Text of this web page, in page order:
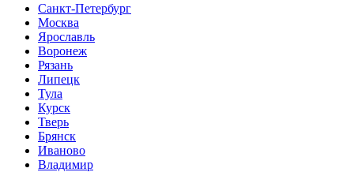
Санкт-Петербург
Москва
Ярославль
Воронеж
Рязань
Липецк
Тула
Курск
Тверь
Брянск
Иваново
Владимир